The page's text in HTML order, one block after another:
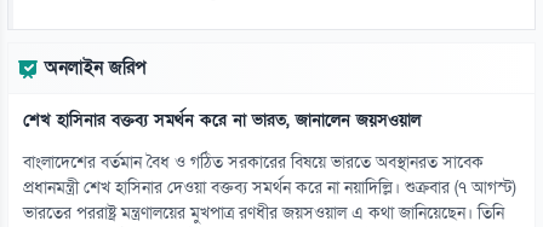
০৮ আগস্ট
১৪
ট্রাম্পের ৪০ কোটি ডলারের বলরুম প্রকল্প আটকে দিল আদালত
০৮ আগস্ট
অনলাইন জরিপ
শেখ হাসিনার বক্তব্য সমর্থন করে না ভারত, জানালেন জয়সওয়াল
বাংলাদেশের বর্তমান বৈধ ও গঠিত সরকারের বিষয়ে ভারতে অবস্থানরত সাবেক
প্রধানমন্ত্রী শেখ হাসিনার দেওয়া বক্তব্য সমর্থন করে না নয়াদিল্লি। শুক্রবার (৭ আগস্ট)
ভারতের পররাষ্ট্র মন্ত্রণালয়ের মুখপাত্র রণধীর জয়সওয়াল এ কথা জানিয়েছেন। তিনি